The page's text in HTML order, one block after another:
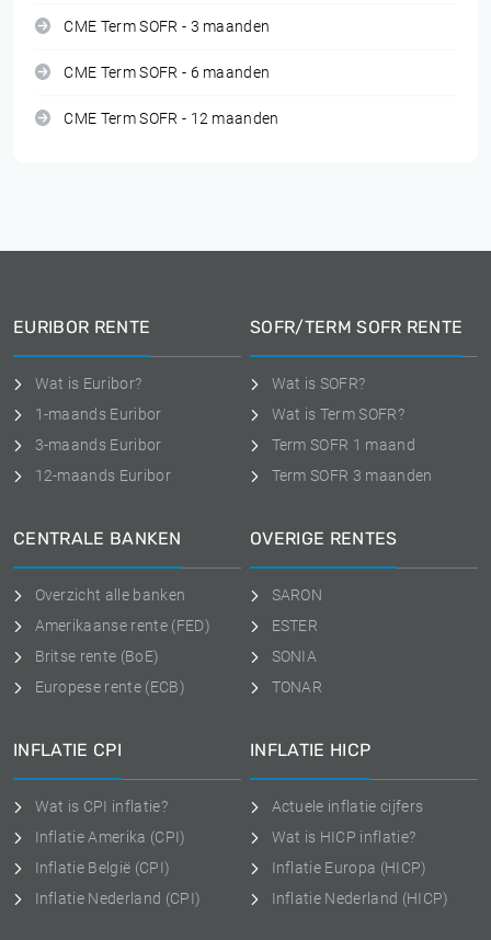
CME Term SOFR - 3 maanden
CME Term SOFR - 6 maanden
CME Term SOFR - 12 maanden
EURIBOR RENTE
Wat is Euribor?
1-maands Euribor
3-maands Euribor
12-maands Euribor
SOFR/TERM SOFR RENTE
Wat is SOFR?
Wat is Term SOFR?
Term SOFR 1 maand
Term SOFR 3 maanden
CENTRALE BANKEN
Overzicht alle banken
Amerikaanse rente (FED)
Britse rente (BoE)
Europese rente (ECB)
OVERIGE RENTES
SARON
ESTER
SONIA
TONAR
INFLATIE CPI
Wat is CPI inflatie?
Inflatie Amerika (CPI)
Inflatie België (CPI)
Inflatie Nederland (CPI)
INFLATIE HICP
Actuele inflatie cijfers
Wat is HICP inflatie?
Inflatie Europa (HICP)
Inflatie Nederland (HICP)